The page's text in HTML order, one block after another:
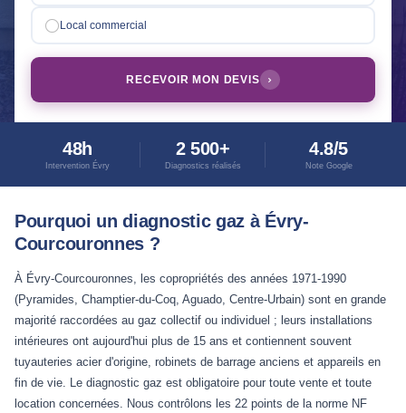
Local commercial
RECEVOIR MON DEVIS
48h
Intervention Évry
2 500+
Diagnostics réalisés
4.8/5
Note Google
Pourquoi un diagnostic gaz à Évry-
Courcouronnes ?
À Évry-Courcouronnes, les copropriétés des années 1971-1990
(Pyramides, Champtier-du-Coq, Aguado, Centre-Urbain) sont en grande
majorité raccordées au gaz collectif ou individuel ; leurs installations
intérieures ont aujourd'hui plus de 15 ans et contiennent souvent
tuyauteries acier d'origine, robinets de barrage anciens et appareils en
fin de vie. Le diagnostic gaz est obligatoire pour toute vente et toute
location concernées. Nous contrôlons les 22 points de la norme NF